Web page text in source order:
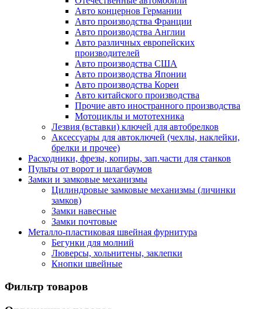
Авто концернов Германии
Авто производства Франции
Авто производства Англии
Авто различных европейских
производителей
Авто производства США
Авто производства Японии
Авто производства Кореи
Авто китайского производства
Прочие авто иностранного производства
Мотоциклы и мототехника
Лезвия (вставки) ключей для автобрелков
Аксессуары для автоключей (чехлы, наклейки,
брелки и прочее)
Расходники, фрезы, копиры, зап.части для станков
Пульты от ворот и шлагбаумов
Замки и замковые механизмы
Цилиндровые замковые механизмы (личинки
замков)
Замки навесные
Замки почтовые
Металло-пластиковая швейная фурнитура
Бегунки для молний
Люверсы, хольнитены, заклепки
Кнопки швейные
Фильтр товаров